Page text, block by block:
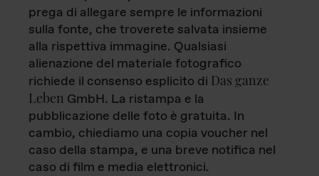
prega di allegare sempre le informazioni
sulla fonte, che troverete salvata insieme
alla rispettiva immagine. Qualsiasi
alienazione del materiale fotografico
richiede il consenso esplicito di Das ganze
Leben GmbH. La ristampa e la
pubblicazione delle foto è gratuita. In
cambio, chiediamo una copia voucher nel
caso della stampa, e una breve notifica nel
caso di film e media elettronici.